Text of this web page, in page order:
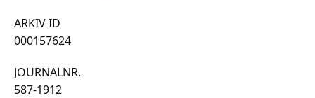
ARKIV ID
000157624
JOURNALNR.
587-1912